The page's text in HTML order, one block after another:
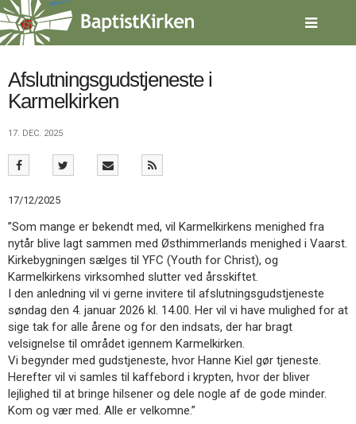
Spring
menu
over
gå
indhold Vend
forsiden
Forside
3.0:
Kalender
4.0:
Inspiration
5.0:
Værktøjskassen
6.0:
Mission
7.0:
Om
BaptistKirken
8.0:
Kontakt
9.0:
Forside
10.0:
Nyheder
11.0:
Kalender
12.0:
Inspiration
13.0:
Værktøjskassen
14.0:
Mission
Afslutningsgudstjeneste i
Karmelkirken
17. DEC. 2025
17/12/2025
”Som mange er bekendt med, vil Karmelkirkens menighed fra
nytår blive lagt sammen med Østhimmerlands menighed i Vaarst.
Kirkebygningen sælges til YFC (Youth for Christ), og
Karmelkirkens virksomhed slutter ved årsskiftet.
I den anledning vil vi gerne invitere til afslutningsgudstjeneste
søndag den 4. januar 2026 kl. 14.00. Her vil vi have mulighed for at
sige tak for alle årene og for den indsats, der har bragt
velsignelse til området igennem Karmelkirken.
Vi begynder med gudstjeneste, hvor Hanne Kiel gør tjeneste.
Herefter vil vi samles til kaffebord i krypten, hvor der bliver
lejlighed til at bringe hilsener og dele nogle af de gode minder.
Kom og vær med. Alle er velkomne.”